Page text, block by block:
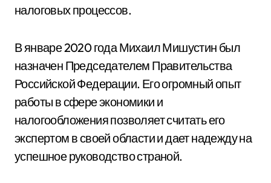
налоговых процессов.
В январе 2020 года Михаил Мишустин был
назначен Председателем Правительства
Российской Федерации. Его огромный опыт
работы в сфере экономики и
налогообложения позволяет считать его
экспертом в своей области и дает надежду на
успешное руководство страной.